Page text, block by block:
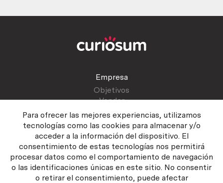
Para ofrecer las mejores experiencias, utilizamos
tecnologías como las cookies para almacenar y/o
acceder a la información del dispositivo. El
consentimiento de estas tecnologías nos permitirá
procesar datos como el comportamiento de navegación
o las identificaciones únicas en este sitio. No consentir
o retirar el consentimiento, puede afectar
Empresa
Objetivos
Vender
Atención al cliente
Contactar
Manual del vendedor